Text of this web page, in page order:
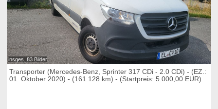
insges. 83 Bilder
Transporter (Mercedes-Benz, Sprinter 317 CDi - 2.0 CDi) - (EZ.:
01. Oktober 2020) - (161.128 km) - (Startpreis: 5.000,00 EUR)